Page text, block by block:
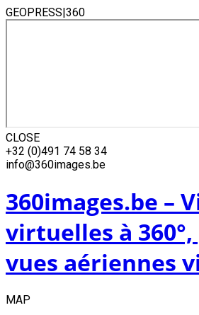
GEOPRESS|360
CLOSE
Skip
to
+32 (0)491 74 58 34
info@360images.be
360images.be –
virtuelles à
vues aériennes
MAP